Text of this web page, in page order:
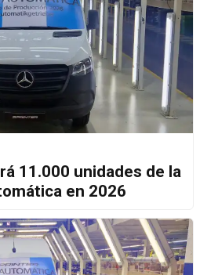
11.000 unidades de la
en 2026